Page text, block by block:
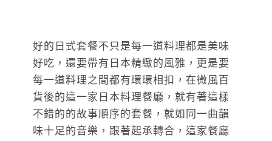
好的日式套餐不只是每一道料理都是美味
好吃，還要帶有日本精緻的風雅，更是要
每一道料理之間都有環環相扣，在微風百
貨後的這一家日本料理餐廳，就有著這樣
不錯的的故事順序的套餐，就如同一曲韻
味十足的音樂，跟著起承轉合，這家餐廳